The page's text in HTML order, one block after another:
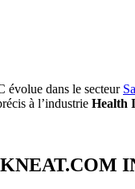
dans le secteur
à l’industrie Health